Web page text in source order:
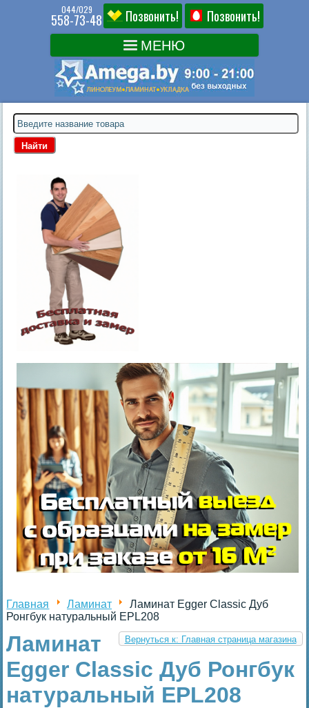
044/029
558-73-48 Позвонить! Позвонить!
Главная Ламинат
Ламинат Egger Classic Дуб
Ронгбук натуральный EPL208
Вернуться к: Главная страница магазина
Ламинат
Egger Classic Дуб Ронгбук
натуральный EPL208